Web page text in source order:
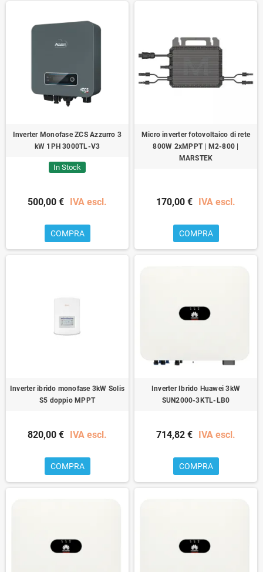
Inverter Monofase ZCS Azzurro 3
kW 1PH 3000TL-V3
In Stock
500,00 € IVA escl.
COMPRA
Micro inverter fotovoltaico di rete
800W 2xMPPT | M2-800 |
MARSTEK
170,00 € IVA escl.
COMPRA
Inverter ibrido monofase 3kW Solis
S5 doppio MPPT
820,00 € IVA escl.
COMPRA
Inverter Ibrido Huawei 3kW
SUN2000-3KTL-LB0
714,82 € IVA escl.
COMPRA